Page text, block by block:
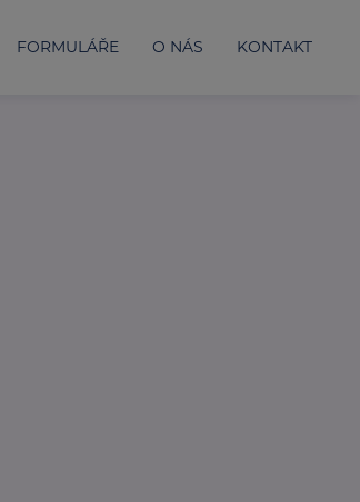
FORMULÁŘE O NÁS KONTAKT